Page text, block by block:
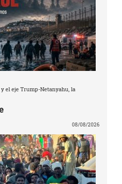
el eje Trump-Netanyahu, la
08/08/2026